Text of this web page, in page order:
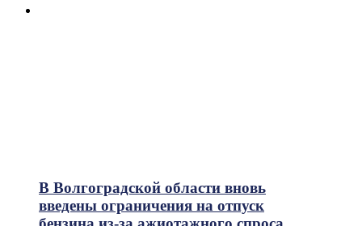
В Волгоградской области вновь
введены ограничения на отпуск